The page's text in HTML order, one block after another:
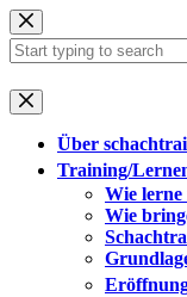
Zum
Inhalt
springen
Keine
Ergebnisse
Über
Training/
Wie lerne
Wie